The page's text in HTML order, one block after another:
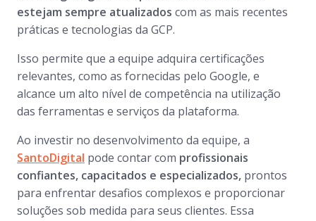
estejam sempre atualizados com as mais recentes
práticas e tecnologias da GCP.
Isso permite que a equipe adquira certificações
relevantes, como as fornecidas pelo Google, e
alcance um alto nível de competência na utilização
das ferramentas e serviços da plataforma.
Ao investir no desenvolvimento da equipe, a
SantoDigital pode contar com profissionais
confiantes, capacitados e especializados, prontos
para enfrentar desafios complexos e proporcionar
soluções sob medida para seus clientes. Essa